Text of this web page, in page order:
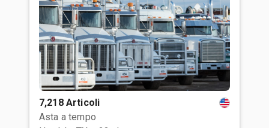
7,218 Articoli
Asta a tempo